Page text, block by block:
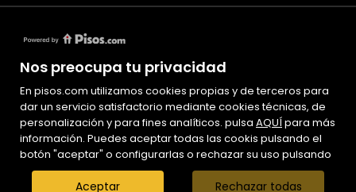
Nos preocupa tu privacidad
En pisos.com utilizamos cookies propias y de terceros para
dar un servicio satisfactorio mediante cookies técnicas, de
personalización y para fines analíticos. pulsa AQUÍpara más
información. Puedes aceptar todas las cookis pulsando el
botón "aceptar" o configurarlas o rechazar su uso pulsando
Aceptar Rechazar todas
Mapa Web
Aviso legal
Favoritos
Inmuebles destacados